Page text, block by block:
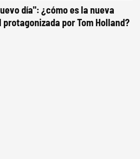
día": ¿cómo es la nueva
por Tom Holland?